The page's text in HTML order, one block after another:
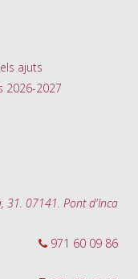
ajuts
2026-2027
31. 07141. Pont d'Inca
971 60 09 86